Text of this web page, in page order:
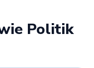
Politik